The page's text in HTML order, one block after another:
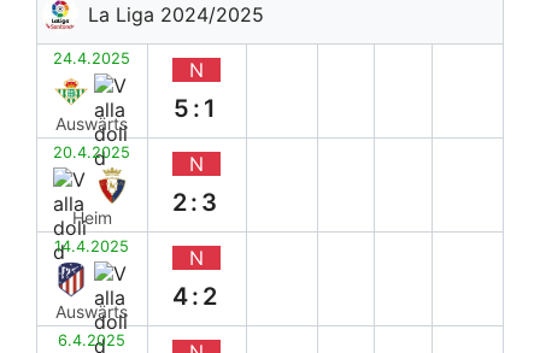
La Liga 2024/2025
24.4.2025
Auswärts
N
5:1
20.4.2025
Heim
N
2:3
14.4.2025
Auswärts
N
4:2
6.4.2025